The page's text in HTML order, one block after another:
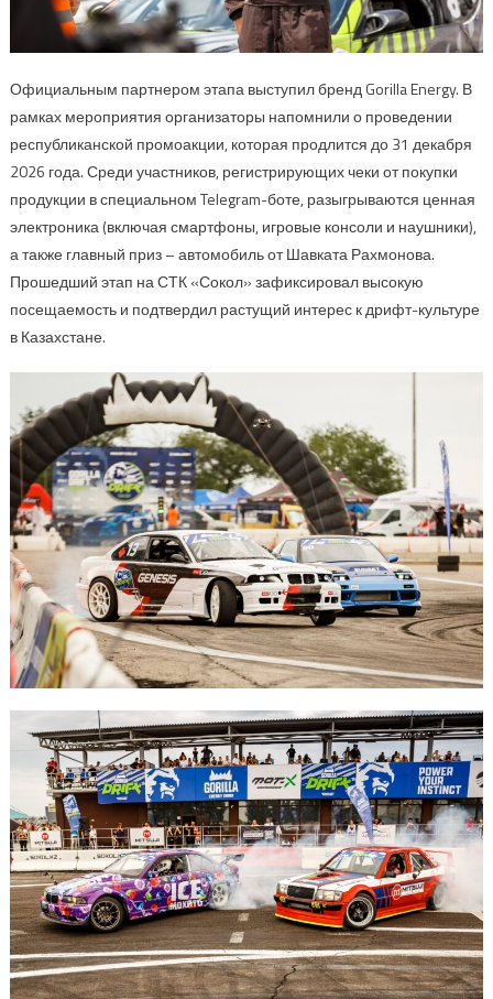
Официальным партнером этапа выступил бренд Gorilla Energy. В
рамках мероприятия организаторы напомнили о проведении
республиканской промоакции, которая продлится до 31 декабря
2026 года. Среди участников, регистрирующих чеки от покупки
продукции в специальном Telegram-боте, разыгрываются ценная
электроника (включая смартфоны, игровые консоли и наушники),
а также главный приз – автомобиль от Шавката Рахмонова.
Прошедший этап на СТК «Сокол» зафиксировал высокую
посещаемость и подтвердил растущий интерес к дрифт-культуре
в Казахстане.